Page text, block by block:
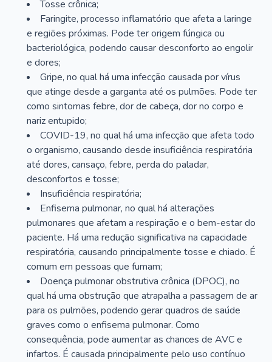
Tosse crônica;
Faringite, processo inflamatório que afeta a laringe
e regiões próximas. Pode ter origem fúngica ou
bacteriológica, podendo causar desconforto ao engolir
e dores;
Gripe, no qual há uma infecção causada por vírus
que atinge desde a garganta até os pulmões. Pode ter
como sintomas febre, dor de cabeça, dor no corpo e
nariz entupido;
COVID-19, no qual há uma infecção que afeta todo
o organismo, causando desde insuficiência respiratória
até dores, cansaço, febre, perda do paladar,
desconfortos e tosse;
Insuficiência respiratória;
Enfisema pulmonar, no qual há alterações
pulmonares que afetam a respiração e o bem-estar do
paciente. Há uma redução significativa na capacidade
respiratória, causando principalmente tosse e chiado. É
comum em pessoas que fumam;
Doença pulmonar obstrutiva crônica (DPOC), no
qual há uma obstrução que atrapalha a passagem de ar
para os pulmões, podendo gerar quadros de saúde
graves como o enfisema pulmonar. Como
consequência, pode aumentar as chances de AVC e
infartos. É causada principalmente pelo uso contínuo